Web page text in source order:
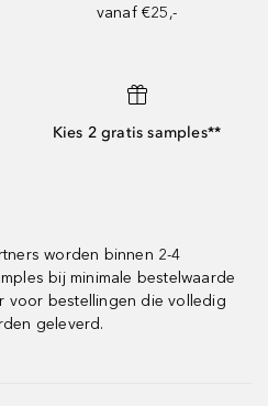
vanaf €25,-
Kies 2 gratis samples**
worden binnen 2-4
bij minimale bestelwaarde
voor bestellingen die volledig
geleverd.